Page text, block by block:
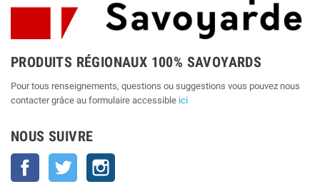
PRODUITS RÉGIONAUX 100% SAVOYARDS
Pour tous renseignements, questions ou suggestions vous pouvez nous
contacter grâce au formulaire accessible ici
NOUS SUIVRE
Facebook Twitter